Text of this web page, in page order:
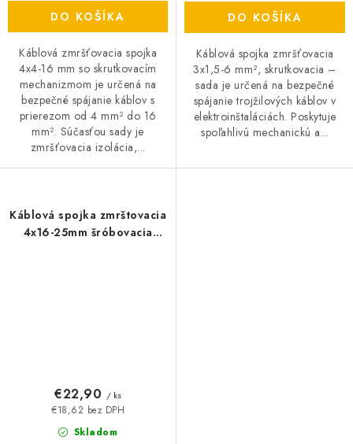
DO KOŠÍKA
Káblová zmršťovacia spojka
4x4-16 mm so skrutkovacím
mechanizmom je určená na
bezpečné spájanie káblov s
prierezom od 4 mm² do 16
mm². Súčasťou sady je
zmršťovacia izolácia,...
DO KOŠÍKA
Káblová spojka zmršťovacia
3x1,5-6 mm², skrutkovacia –
sada je určená na bezpečné
spájanie trojžilových káblov v
elektroinštaláciách. Poskytuje
spoľahlivú mechanickú a...
Káblová spojka zmrštovacia
4x16-25mm šróbovacia
Skladom
€18,62 bez DPH
€22,90 / ks